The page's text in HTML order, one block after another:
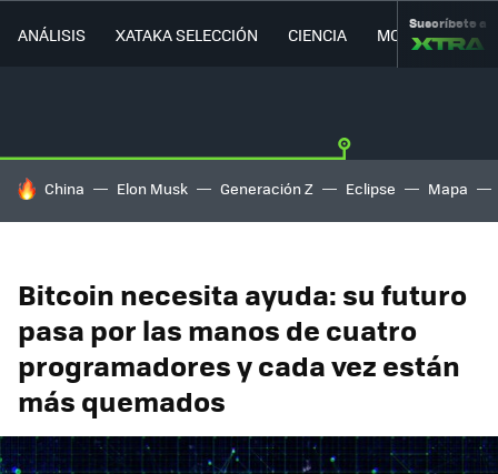
ANÁLISIS XATAKA SELECCIÓN CIENCIA MOVILIDAD
Suscríbete a
HOY SE HABLA DE
China Elon Musk Generación Z Eclipse Mapa
Bitcoin necesita ayuda: su futuro
pasa por las manos de cuatro
programadores y cada vez están
más quemados